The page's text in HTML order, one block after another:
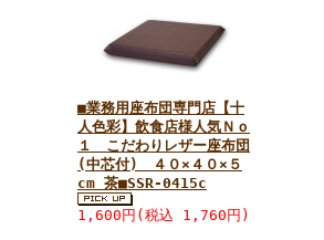
■業務用座布団専門店【十
人色彩】飲食店様人気Ｎｏ
１ こだわりレザー座布団
(中芯付) ４０×４０×５
cm 茶■SSR-0415c
1,600円(税込 1,760円)